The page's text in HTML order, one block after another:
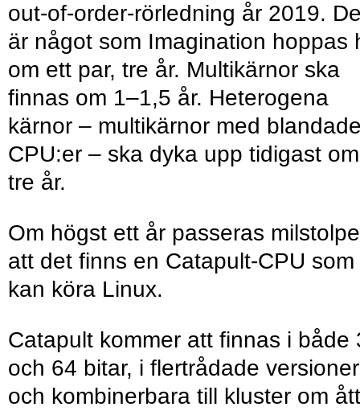
out-of-order-rörledning år 2019.
är något som Imagination hoppas
om ett par, tre år. Multikärnor ska
finnas om 1–1,5 år. Heterogena
kärnor – multikärnor med
CPU:er – ska dyka upp tidigast om
tre år.
Om högst ett år passeras
att det finns en Catapult-CPU som
kan köra Linux.
Catapult kommer att finnas i både
och 64 bitar, i flertrådade versioner
och kombinerbara till kluster om